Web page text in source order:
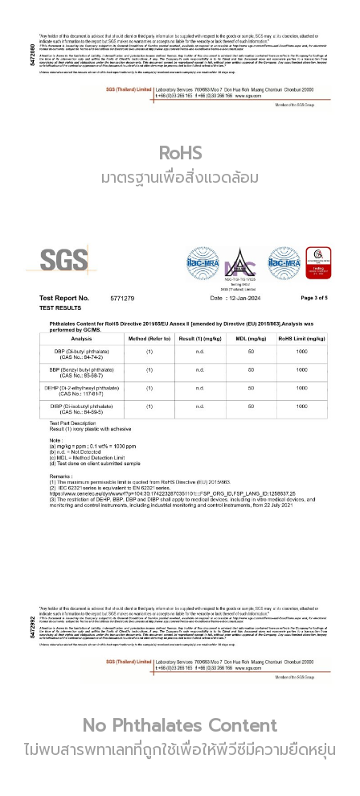
RoHS
มาตรฐานเพื่อสิ่งแวดล้อม
No Phthalates Content
ไม่พบสารพทาเลทที่ถูกใช้เพื่อให้พีวีซีมีความยืดหยุ่น